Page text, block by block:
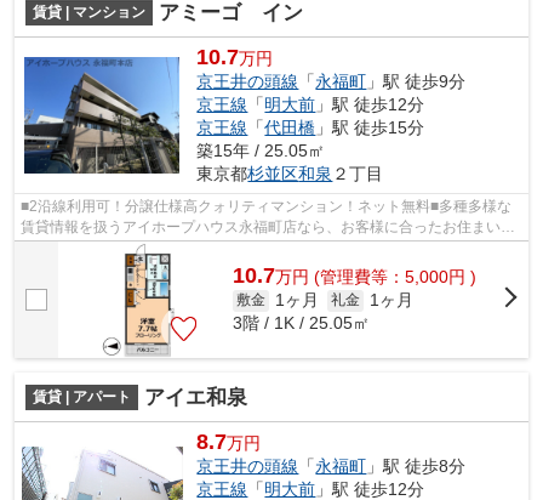
賃貸 | マンション アミーゴ イン
10.7万円
京王井の頭線 「永福町 」駅 徒歩9分
京王線 「明大前 」駅 徒歩12分
京王線 「代田橋 」駅 徒歩15分
築15年 / 25.05㎡
東京都杉並区和泉 ２丁目
■2沿線利用可！分譲仕様高クォリティマンション！ネット無料■多種多様な
賃貸情報を扱うアイホープハウス永福町店なら、お客様に合ったお住まいが
きっと見つかります。お電話03-3327-77...
10.7万円 (管理費等：5,000円 )
敷金 1ヶ月 礼金
1ヶ月
3階 / 1K / 25.05㎡
賃貸 | アパート アイエ和泉
8.7万円
京王井の頭線 「永福町 」駅 徒歩8分
京王線 「明大前 」駅 徒歩12分